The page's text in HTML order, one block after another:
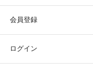
会員登録
ログイン